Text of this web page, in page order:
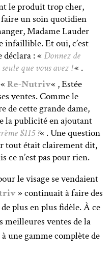
le produit trop cher,
faire un soin quotidien
Madame Lauder
infaillible. Et oui, c’est
déclara : «Donnez de
que vous avez !« .
Re-Nutriv« , Estée
ventes. Comme le
de cette grande dame,
la publicité en ajoutant
$115 ?« . Une question
tout était clairement dit,
ce n’est pas pour rien.
le visage se vendaient
» continuait à faire des
plus en plus fidèle. À ce
ventes de la
une gamme complète de